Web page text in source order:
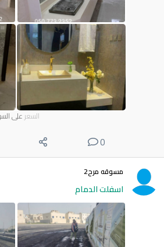
السعر على
0
مسوقه مرح2
اسفلت الدمام